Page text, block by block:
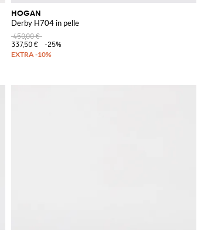
HOGAN
Derby H704 in pelle
450,00 €
337,50 €
-25%